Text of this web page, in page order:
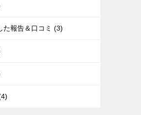
た報告＆口コミ (3)